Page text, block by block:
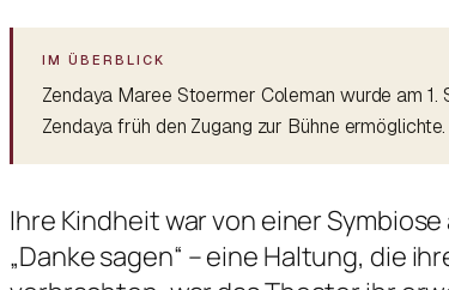
Zendaya Maree Stoermer Coleman wurde am
Zendaya früh den Zugang zur Bühne
Ihre Kindheit war von einer
„Danke sagen“ – eine Haltung, die